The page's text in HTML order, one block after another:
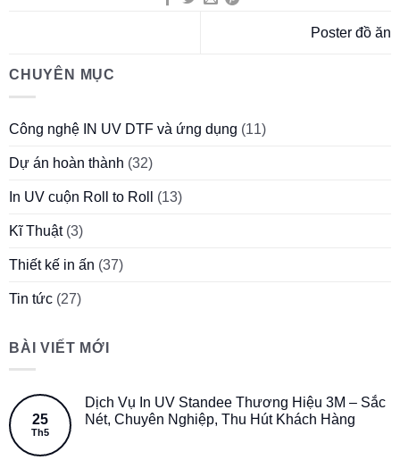
Poster đồ ăn
CHUYÊN MỤC
Công nghệ IN UV DTF và ứng dụng (11)
Dự án hoàn thành (32)
In UV cuộn Roll to Roll (13)
Kĩ Thuật(3)
Thiết kế in ấn (37)
Tin tức (27)
BÀI VIẾT MỚI
25
Th5
Dịch Vụ In UV Standee Thương Hiệu 3M – Sắc
Nét, Chuyên Nghiệp, Thu Hút Khách Hàng